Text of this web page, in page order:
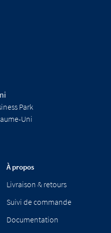
Park
Uni
À propos
Livraison & retours
Suivi de commande
Documentation